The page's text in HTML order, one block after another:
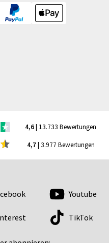
4,6| 13.733 Bewertungen
4,7| 3.977 Bewertungen
Youtube
TikTok